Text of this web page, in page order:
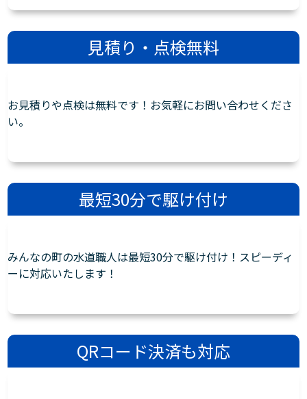
見積り・点検無料
お見積りや点検は無料です！お気軽にお問い合わせくださ
い。
最短30分で駆け付け
みんなの町の水道職人は最短30分で駆け付け！スピーディ
ーに対応いたします！
QRコード決済も対応